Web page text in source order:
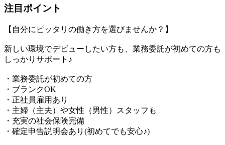
注目ポイント
【自分にピッタリの働き方を選びませんか？】
新しい環境でデビューしたい方も、業務委託が初めての方も
しっかりサポート♪
・業務委託が初めての方
・ブランクOK
・正社員雇用あり
・主婦（主夫）や女性（男性）スタッフも
・充実の社会保険完備
・確定申告説明会あり(初めてでも安心♪)